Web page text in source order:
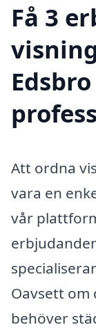
Få 3
Att ordna
vara en
vår
Oavsett om
behöver